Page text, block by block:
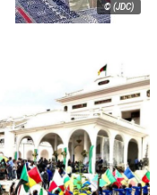
© (JDC)